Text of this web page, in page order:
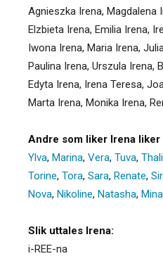
Agnieszka Irena, Magdalena
Elzbieta Irena, Emilia Irena,
Iwona Irena, Maria Irena,
Paulina Irena, Urszula Irena,
Edyta Irena, Irena Teresa,
Marta Irena, Monika Irena,
Andre som liker Irena liker
Ylva, Marina, Vera, Tuva,
Torine, Tora, Sara, Renate,
Nova, Nikoline, Natasha, Mina
Slik uttales Irena:
i-REE-na